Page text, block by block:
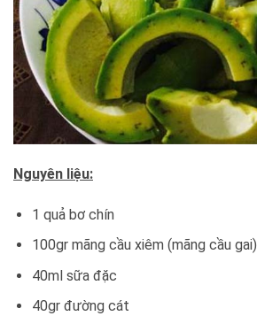
Nguyên liệu:
1 quả bơ chín
100gr mãng cầu xiêm (mãng cầu gai)
40ml sữa đặc
40gr đường cát